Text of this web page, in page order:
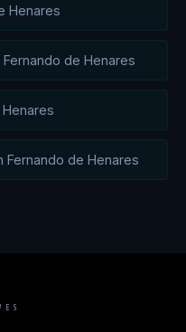
Henares
de Henares
Fernando de Henares